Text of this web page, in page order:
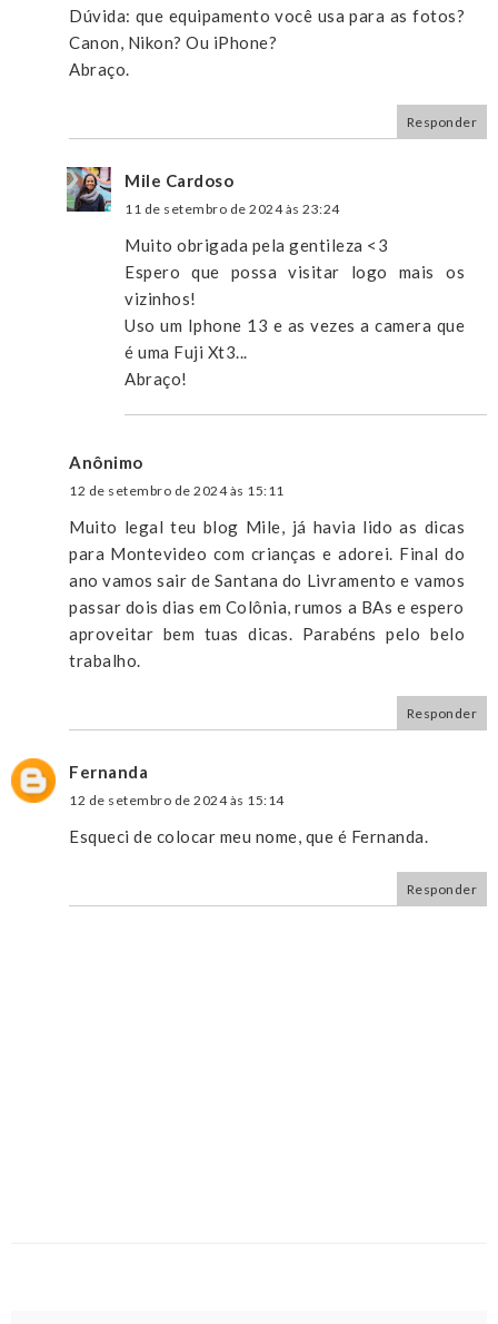
Dúvida: que equipamento você usa para as fotos?
Canon, Nikon? Ou iPhone?
Abraço.
Responder
Mile Cardoso
11 de setembro de 2024 às 23:24
Muito obrigada pela gentileza <3
Espero que possa visitar logo mais os
vizinhos!
Uso um Iphone 13 e as vezes a camera que
é uma Fuji Xt3...
Abraço!
Anônimo
12 de setembro de 2024 às 15:11
Muito legal teu blog Mile, já havia lido as dicas
para Montevideo com crianças e adorei. Final do
ano vamos sair de Santana do Livramento e vamos
passar dois dias em Colônia, rumos a BAs e espero
aproveitar bem tuas dicas. Parabéns pelo belo
trabalho.
Responder
Fernanda
12 de setembro de 2024 às 15:14
Esqueci de colocar meu nome, que é Fernanda.
Responder